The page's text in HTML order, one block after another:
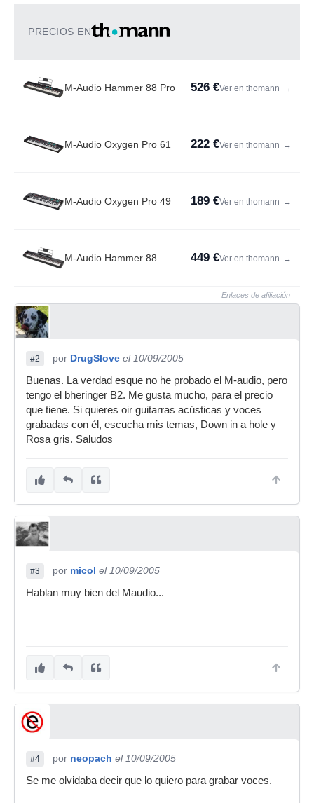
PRECIOS EN
M-Audio Hammer 88 Pro 526 €Ver en thomann →
M-Audio Oxygen Pro 61 222 €Ver en thomann →
M-Audio Oxygen Pro 49 189 €Ver en thomann →
M-Audio Hammer 88 449 €Ver en thomann →
Enlaces de afiliación
#2 por DrugSlove el 10/09/2005
Buenas. La verdad esque no he probado el M-audio, pero
tengo el bheringer B2. Me gusta mucho, para el precio
que tiene. Si quieres oir guitarras acústicas y voces
grabadas con él, escucha mis temas, Down in a hole y
Rosa gris. Saludos
#3 por micol el 10/09/2005
Hablan muy bien del Maudio...
#4 por neopach el 10/09/2005
Se me olvidaba decir que lo quiero para grabar voces.